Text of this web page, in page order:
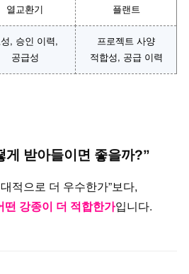
열교환기
플랜트
, 승인 이력,
공급성
프로젝트 사양
적합성, 공급 이력
게 받아들이면 좋을까?”
적으로 더 우수한가”보다,
떤 강종이 더 적합한가입니다.